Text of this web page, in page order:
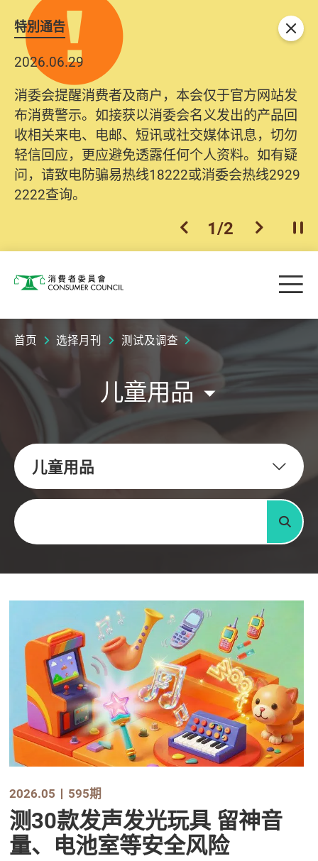
特別通告
2026.06.29
消委会提醒消费者及商户，本会仅于官方网站发
布消费警示。如接获以消委会名义发出的产品回
收相关来电、电邮、短讯或社交媒体讯息，切勿
轻信回应，更应避免透露任何个人资料。如有疑
问，请致电防骗易热线18222或消委会热线2929
2222查询。
上一个
1/2 下一个开
关闭
消费者委员会 目
首页 选择月刊 测试及调查
儿童用品
儿童用品
关键字
搜寻
2026.05 595期
测30款发声发光玩具 留神音
量、电池室等安全风险